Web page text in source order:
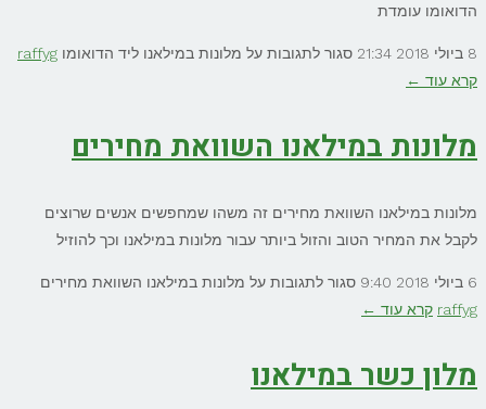
הדואומו עומדת
8 ביולי 2018 21:34 סגור לתגובות על מלונות במילאנו ליד הדואומו raffyg
קרא עוד ←
מלונות במילאנו השוואת מחירים
מלונות במילאנו השוואת מחירים זה משהו שמחפשים אנשים שרוצים
לקבל את המחיר הטוב והזול ביותר עבור מלונות במילאנו וכך להוזיל
6 ביולי 2018 9:40 סגור לתגובות על מלונות במילאנו השוואת מחירים
raffyg קרא עוד ←
מלון כשר במילאנו